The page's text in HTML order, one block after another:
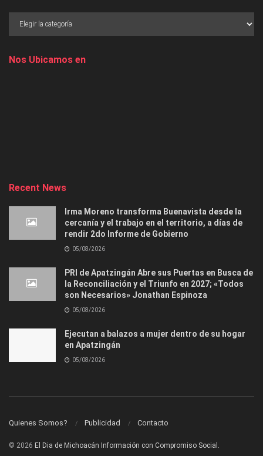
Nos Ubicamos en
Recent News
Irma Moreno transforma Buenavista desde la
cercanía y el trabajo en el territorio, a días de
rendir 2do Informe de Gobierno
05/08/2026
PRI de Apatzingán Abre sus Puertas en Busca de
la Reconciliación y el Triunfo en 2027; «Todos
son Necesarios» Jonathan Espinoza
05/08/2026
Ejecutan a balazos a mujer dentro de su hogar
en Apatzingán
05/08/2026
Quienes Somos? Publicidad Contacto
© 2026 El Dia de Michoacán Información con Compromiso Social.